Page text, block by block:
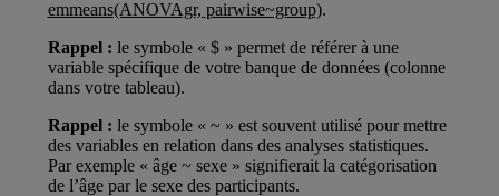
emmeans(ANOVAgr, pairwise~group).
Rappel : le symbole « $ » permet de référer à une
variable spécifique de votre banque de données (colonne
dans votre tableau).
Rappel : le symbole « ~ » est souvent utilisé pour mettre
des variables en relation dans des analyses statistiques.
Par exemple « âge ~ sexe » signifierait la catégorisation
de l’âge par le sexe des participants.